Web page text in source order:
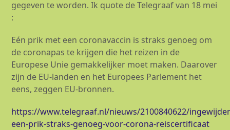
gegeven te worden. Ik quote de Telegraaf van 18 mei
:
Eén prik met een coronavaccin is straks genoeg om
de coronapas te krijgen die het reizen in de
Europese Unie gemakkelijker moet maken. Daarover
zijn de EU-landen en het Europees Parlement het
eens, zeggen EU-bronnen.
https://www.telegraaf.nl/nieuws/2100840622/
een-prik-straks-genoeg-voor-corona-reiscertificaat